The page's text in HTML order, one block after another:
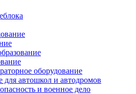
оборудование
для автошкол и автодромов
и военное дело